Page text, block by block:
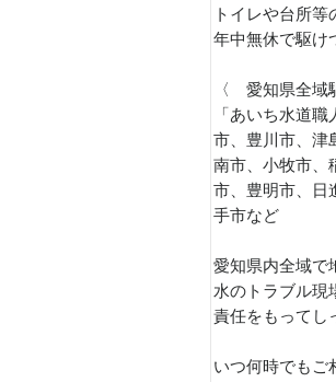
トイレや台所
年中無休で駆け
〈 愛知県全域
「あいち水道
市、豊川市、津
南市、小牧市、
市、豊明市、日
手市など
愛知県内全域で
水のトラブル現
責任をもってし
いつ何時でもご